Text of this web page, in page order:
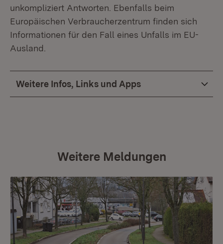
unkompliziert Antworten. Ebenfalls beim
Europäischen Verbraucherzentrum finden sich
Informationen für den Fall eines Unfalls im EU-
Ausland.
Weitere Infos, Links und Apps
Weitere Meldungen